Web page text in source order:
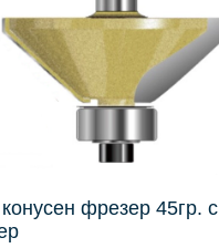
фрезер 45гр. с